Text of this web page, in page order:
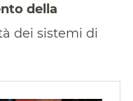
della
dei sistemi di